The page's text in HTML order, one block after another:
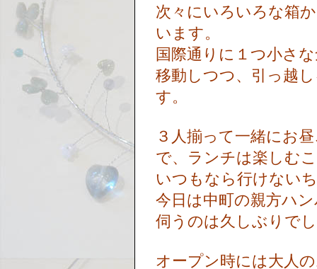
次々にいろいろな箱
います。
国際通りに１つ小さ
移動しつつ、引っ越
す。
３人揃って一緒にお
で、ランチは楽しむ
いつもなら行けない
今日は中町の親方ハ
伺うのは久しぶりで
オープン時には大人